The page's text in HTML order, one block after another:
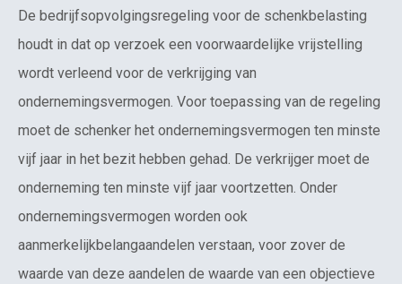
De bedrijfsopvolgingsregeling voor de schenkbelasting
houdt in dat op verzoek een voorwaardelijke vrijstelling
wordt verleend voor de verkrijging van
ondernemingsvermogen. Voor toepassing van de regeling
moet de schenker het ondernemingsvermogen ten minste
vijf jaar in het bezit hebben gehad. De verkrijger moet de
onderneming ten minste vijf jaar voortzetten. Onder
ondernemingsvermogen worden ook
aanmerkelijkbelangaandelen verstaan, voor zover de
waarde van deze aandelen de waarde van een objectieve